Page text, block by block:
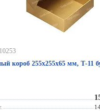
короб 255х255х65 мм, Т-11